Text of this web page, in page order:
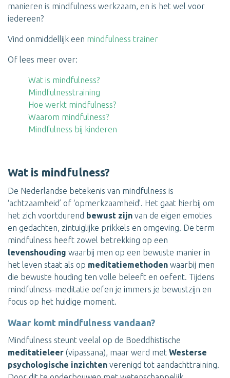
manieren is mindfulness werkzaam, en is het wel voor
iedereen?
Vind onmiddellijk een mindfulness trainer
Of lees meer over:
Wat is mindfulness?
Mindfulnesstraining
Hoe werkt mindfulness?
Waarom mindfulness?
Mindfulness bij kinderen
Wat is mindfulness?
De Nederlandse betekenis van mindfulness is
‘achtzaamheid’ of ‘opmerkzaamheid’. Het gaat hierbij om
het zich voortdurend bewust zijn van de eigen emoties
en gedachten, zintuiglijke prikkels en omgeving. De term
mindfulness heeft zowel betrekking op een
levenshouding waarbij men op een bewuste manier in
het leven staat als op meditatiemethoden waarbij men
die bewuste houding ten volle beleeft en oefent. Tijdens
mindfulness-meditatie oefen je immers je bewustzijn en
focus op het huidige moment.
Waar komt mindfulness vandaan?
Mindfulness steunt veelal op de Boeddhistische
meditatieleer (vipassana), maar werd met Westerse
psychologische inzichten verenigd tot aandachttraining.